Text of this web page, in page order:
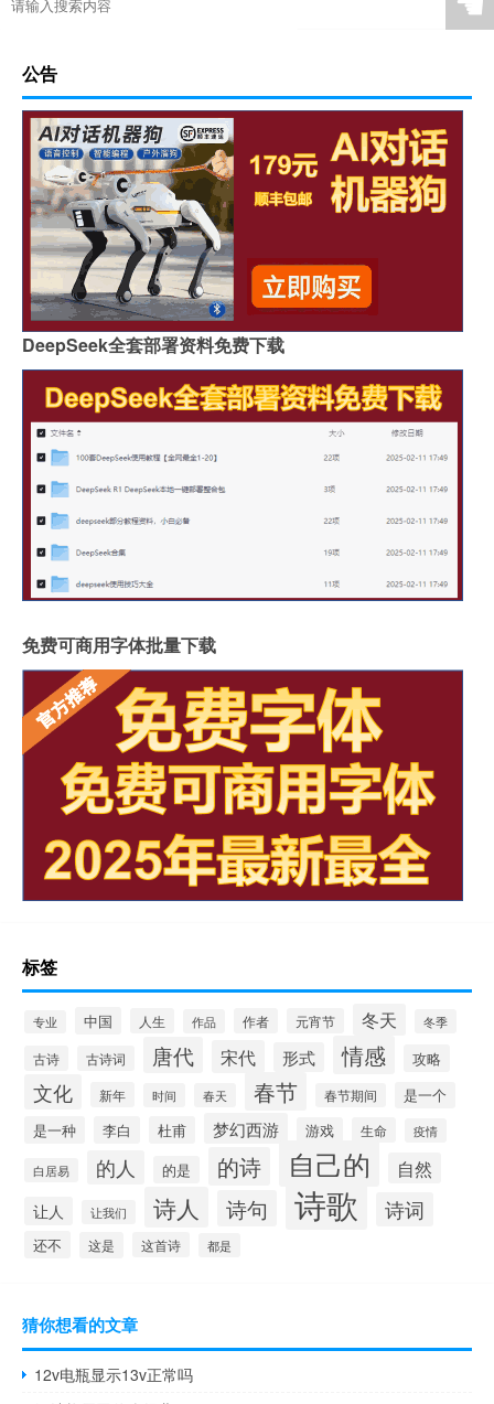
公告
DeepSeek全套部署资料免费下载
免费可商用字体批量下载
标签
专业 中国 人生 作品 作者 元宵节 冬天 冬季
古诗 古诗词 唐代 宋代 形式 情感 攻略
文化 新年 时间 春天 春节 春节期间 是一个
是一种 李白 杜甫 梦幻西游 游戏 生命 疫情
白居易 的人 的是 的诗 自己的 自然
让人 让我们 诗人 诗句 诗歌 诗词
还不 这是 这首诗 都是
猜你想看的文章
12v电瓶显示13v正常吗